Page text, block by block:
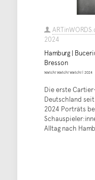
2024
Hamburg |
Bresson
Watch! Watch! Watch! | 2024
Die erste
Deutschland
2024 Porträts
Alltag nach